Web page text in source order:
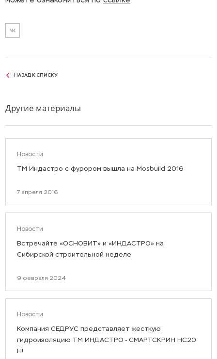
НАЗАД К СПИСКУ
Другие материалы
Новости
ТМ Индастро с фурором вышла на Mosbuild 2016
7 апреля 2016
Новости
Встречайте «ОСНОВИТ» и «ИНДАСТРО» на
Сибирской строительной неделе
9 февраля 2024
Новости
Компания СЕДРУС представляет жесткую
гидроизоляцию ТМ ИНДАСТРО - СМАРТСКРИН HC20
H!